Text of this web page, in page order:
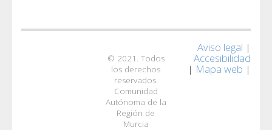
© 2021. Todos
los derechos
reservados.
Comunidad
Autónoma de la
Región de
Murcia
Aviso legal |
Accesibilidad
| Mapa web |